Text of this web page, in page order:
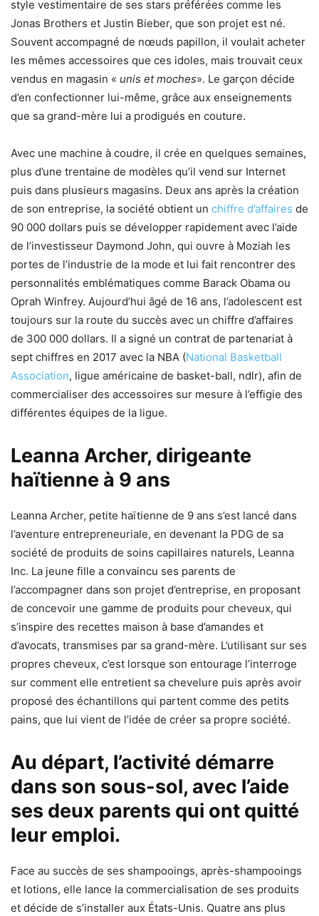
style vestimentaire de ses stars préférées comme les
Jonas Brothers et Justin Bieber, que son projet est né.
Souvent accompagné de nœuds papillon, il voulait acheter
les mêmes accessoires que ces idoles, mais trouvait ceux
vendus en magasin « unis et moches». Le garçon décide
d’en confectionner lui-même, grâce aux enseignements
que sa grand-mère lui a prodigués en couture.
Avec une machine à coudre, il crée en quelques semaines,
plus d’une trentaine de modèles qu’il vend sur Internet
puis dans plusieurs magasins. Deux ans après la création
de son entreprise, la société obtient un chiffre d’affaires de
90 000 dollars puis se développer rapidement avec l’aide
de l’investisseur Daymond John, qui ouvre à Moziah les
portes de l’industrie de la mode et lui fait rencontrer des
personnalités emblématiques comme Barack Obama ou
Oprah Winfrey. Aujourd’hui âgé de 16 ans, l’adolescent est
toujours sur la route du succès avec un chiffre d’affaires
de 300 000 dollars. Il a signé un contrat de partenariat à
sept chiffres en 2017 avec la NBA (National Basketball
Association, ligue américaine de basket-ball, ndlr), afin de
commercialiser des accessoires sur mesure à l’effigie des
différentes équipes de la ligue.
Leanna Archer, dirigeante
haïtienne à 9 ans
Leanna Archer, petite haïtienne de 9 ans s’est lancé dans
l’aventure entrepreneuriale, en devenant la PDG de sa
société de produits de soins capillaires naturels, Leanna
Inc. La jeune fille a convaincu ses parents de
l’accompagner dans son projet d’entreprise, en proposant
de concevoir une gamme de produits pour cheveux, qui
s’inspire des recettes maison à base d’amandes et
d’avocats, transmises par sa grand-mère. L’utilisant sur ses
propres cheveux, c’est lorsque son entourage l’interroge
sur comment elle entretient sa chevelure puis après avoir
proposé des échantillons qui partent comme des petits
pains, que lui vient de l’idée de créer sa propre société.
Au départ, l’activité démarre
dans son sous-sol, avec l’aide
ses deux parents qui ont quitté
leur emploi.
Face au succès de ses shampooings, après-shampooings
et lotions, elle lance la commercialisation de ses produits
et décide de s’installer aux États-Unis. Quatre ans plus